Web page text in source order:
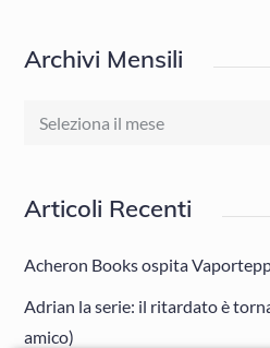
Archivi Mensili
Archivi
Articoli Recenti
Acheron Books ospita
Adrian la serie: il ritardato è
amico)